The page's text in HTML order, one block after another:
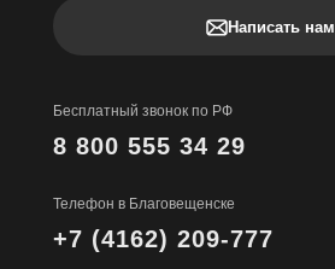
Написать нам
Бесплатный звонок по РФ
8 800 555 34 29
Телефон в Благовещенске
+7 (4162) 209-777